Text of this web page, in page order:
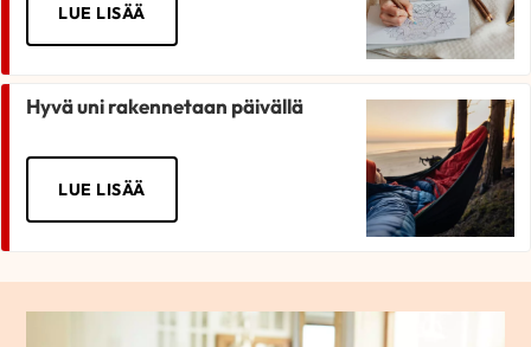
LUE LISÄÄ
Hyvä uni rakennetaan päivällä
LUE LISÄÄ